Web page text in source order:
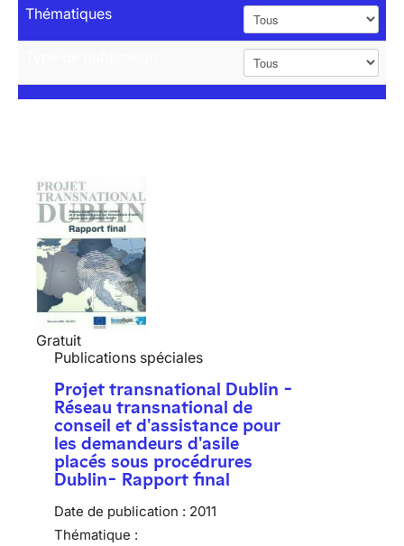
Thématiques
Gratuit
Publications spéciales
Projet transnational Dublin -
Réseau transnational de
conseil et d'assistance pour
les demandeurs d'asile
placés sous procédrures
Dublin- Rapport final
Date de publication : 2011
Thématique :